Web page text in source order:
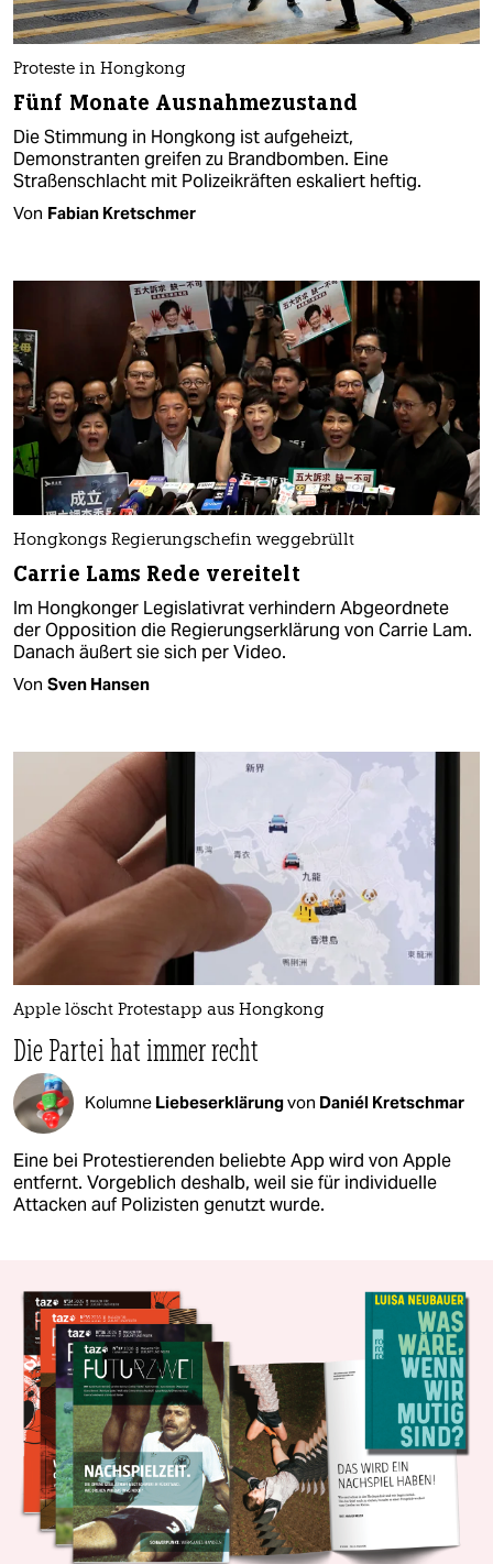
Proteste in Hongkong
Fünf Monate Ausnahmezustand
Die Stimmung in Hongkong ist aufgeheizt,
Demonstranten greifen zu Brandbomben. Eine
Straßenschlacht mit Polizeikräften eskaliert heftig.
Von Fabian Kretschmer
Hongkongs Regierungschefin weggebrüllt
Carrie Lams Rede vereitelt
Im Hongkonger Legislativrat verhindern Abgeordnete
der Opposition die Regierungserklärung von Carrie Lam.
Danach äußert sie sich per Video.
Von Sven Hansen
Apple löscht Protestapp aus Hongkong
Die Partei hat immer recht
Kolumne Liebeserklärungvon Daniél Kretschmar
Eine bei Protestierenden beliebte App wird von Apple
entfernt. Vorgeblich deshalb, weil sie für individuelle
Attacken auf Polizisten genutzt wurde.